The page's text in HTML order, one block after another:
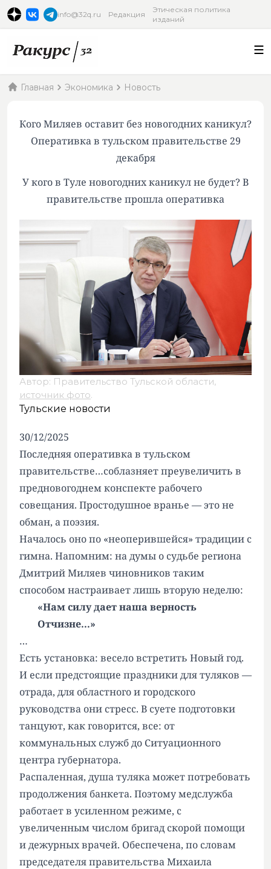
info@32q.ru Редакция
Этическая политика
изданий
Главная Экономика Новость
Кого Миляев оставит без новогодних каникул?
Оперативка в тульском правительстве 29
декабря
У кого в Туле новогодних каникул не будет? В
правительстве прошла оперативка
Автор: Правительство Тульской области,
источник фото.
Тульские новости
30/12/2025
Последняя оперативка в тульском
правительстве…соблазняет преувеличить в
предновогоднем конспекте рабочего
совещания. Простодушное вранье — это не
обман, а поэзия.
Началось оно по «неоперившейся» традиции с
гимна. Напомним: на думы о судьбе региона
Дмитрий Миляев чиновников таким
способом настраивает лишь вторую неделю:
«Нам силу дает наша верность
Отчизне...»
…
Есть установка: весело встретить Новый год.
И если предстоящие праздники для туляков —
отрада, для областного и городского
руководства они стресс. В суете подготовки
танцуют, как говорится, все: от
коммунальных служб до Ситуационного
центра губернатора.
Распаленная, душа туляка может потребовать
продолжения банкета. Поэтому медслужба
работает в усиленном режиме, с
увеличенным числом бригад скорой помощи
и дежурных врачей. Обеспечена, по словам
председателя правительства Михаила